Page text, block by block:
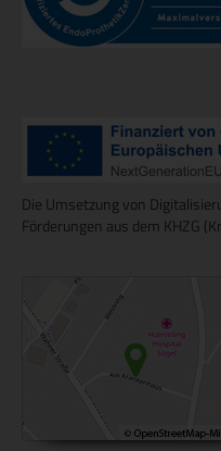
Die Umsetzung von
Förderungen aus dem KHZG